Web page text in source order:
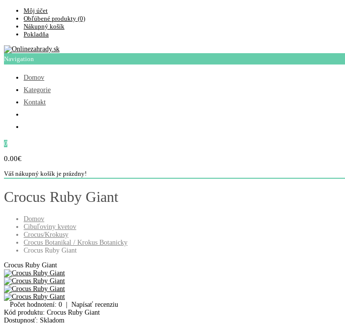
Môj účet
Obľúbené produkty (0)
Nákupný košík
Pokladňa
Navigation
Domov
Kategorie
Kontakt
0
0.00€
Váš nákupný košík je prázdny!
Crocus Ruby Giant
Domov
Cibuľoviny kvetov
Crocus/Krokusy
Crocus Botanikal / Krokus Botanicky
Crocus Ruby Giant
Crocus Ruby Giant
Počet hodnotení: 0
Napísať recenziu
Kód produktu: Crocus Ruby Giant
Dostupnosť: Skladom